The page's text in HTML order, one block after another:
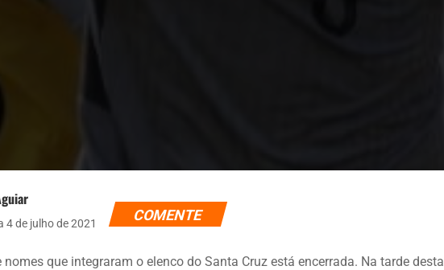
4 de julho de 2021 COMENTE
nomes que integraram o elenco do Santa Cruz está encerrada. Na tarde desta